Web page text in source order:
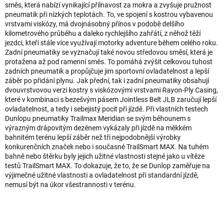
směs, která nabízí vynikající přilnavost za mokra a zvyšuje pružnost
pneumatik při nízkých teplotách. To, ve spojení s kostrou vybavenou
vrstvami viskózy, má dvojnásobný přínos v podobě delšího
kilometrového průběhu a daleko rychlejšího zahřátí, z něhož těží
jezdci, kteří stále více využívají motorky adventure během celého roku.
Zadní pneumatiky se vyznačují také novou středovou směsí, která je
protažena až pod ramenní směs. To pomáhá zvýšit celkovou tuhost
zadních pneumatik a propůjčuje jim sportovní ovladatelnost a lepší
záběr po přidání plynu. Jak přední, tak i zadní pneumatiky obsahují
dvouvrstvovou verzi kostry s viskózovými vrstvami Rayon-Ply Casing,
které v kombinaci s bezešvým pásem Jointless Belt JLB zaručují lepší
ovladatelnost, a tedy i sebejistý pocit při jízdě. Při vlastních testech
Dunlopu pneumatiky Trailmax Meridian se svým běhounem s
výrazným drápovitým dezénem vykázaly při jízdě na měkkém
bahnitém terénu lepší záběr než tři nejpodobnější výrobky
konkurenčních značek nebo i současné TrailSmart MAX. Na tuhém
bahně nebo štěrku byly jejich užitné vlastnosti stejné jako u vítěze
testů TrailSmart MAX. To dokazuje, že to, že se Dunlop zaměřuje na
výjimečné užitné vlastnosti a ovladatelnost při standardní jízdě,
nemusí být na úkor všestrannosti v terénu.